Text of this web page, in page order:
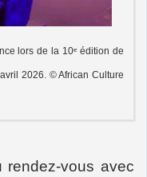
lors de la 10ᵉ édition de
2026. © African Culture
rendez-vous avec